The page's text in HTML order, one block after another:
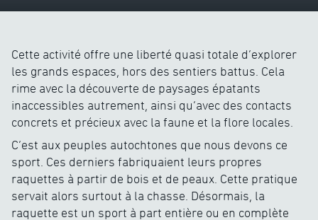
Cette activité offre une liberté quasi totale d’explorer
les grands espaces, hors des sentiers battus. Cela
rime avec la découverte de paysages épatants
inaccessibles autrement, ainsi qu’avec des contacts
concrets et précieux avec la faune et la flore locales.
C’est aux peuples autochtones que nous devons ce
sport. Ces derniers fabriquaient leurs propres
raquettes à partir de bois et de peaux. Cette pratique
servait alors surtout à la chasse. Désormais, la
raquette est un sport à part entière ou en complète